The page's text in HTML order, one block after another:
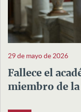
29 de mayo de 2026
Fallece el
miembro de la